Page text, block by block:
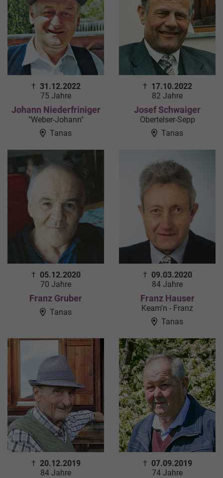
† 31.12.2022
75 Jahre
Johann Niederfriniger
"Weber-Johann"
Tanas
† 17.10.2022
82 Jahre
Josef Schwaiger
Obertelser-Sepp
Tanas
† 05.12.2020
70 Jahre
Franz Gruber
Tanas
† 09.03.2020
84 Jahre
Franz Hauser
Keam'n - Franz
Tanas
† 20.12.2019
84 Jahre
† 07.09.2019
74 Jahre